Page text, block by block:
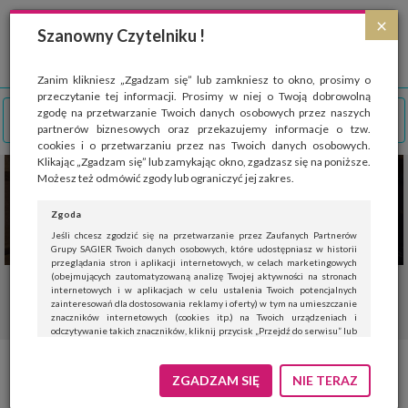
×
Szanowny Czytelniku !
Zanim klikniesz „Zgadzam się” lub zamkniesz to okno, prosimy o
przeczytanie tej informacji. Prosimy w niej o Twoją dobrowolną
zgodę na przetwarzanie Twoich danych osobowych przez naszych
partnerów biznesowych oraz przekazujemy informacje o tzw.
cookies i o przetwarzaniu przez nas Twoich danych osobowych.
Klikając „Zgadzam się” lub zamykając okno, zgadzasz się na poniższe.
Możesz też odmówić zgody lub ograniczyć jej zakres.
Zgoda
Jeśli chcesz zgodzić się na przetwarzanie przez Zaufanych Partnerów
Grupy SAGIER Twoich danych osobowych, które udostępniasz w historii
przeglądania stron i aplikacji internetowych, w celach marketingowych
(obejmujących zautomatyzowaną analizę Twojej aktywności na stronach
internetowych i w aplikacjach w celu ustalenia Twoich potencjalnych
zainteresowań dla dostosowania reklamy i oferty) w tym na umieszczanie
znaczników internetowych (cookies itp.) na Twoich urządzeniach i
odczytywanie takich znaczników, kliknij przycisk „Przejdź do serwisu” lub
Jeśli nie chcesz wyrazić zgody, kliknij „Nie teraz”.
Wyrażenie zgody jest dobrowolne. Możesz edytować zakres zgody, w tym
ZGADZAM SIĘ NIE TERAZ
Strona wykorzystuje pliki cookies, które służą głównie do celów statystycznych.
Wyrażając zgodę na używanie 'cookies', zezwalasz na zapisanie ich w pamięci
przeglądarki. Przejdź do
polityki cookies